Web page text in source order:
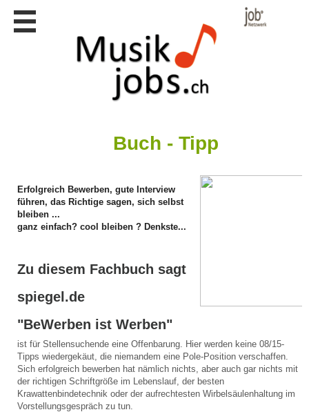
Stellen
JOB-
App's
Lehrstellen
Lehrstellen
gratis
Buch - Tipp
Erfolgreich Bewerben, gute Interview
führen, das Richtige sagen, sich selbst
bleiben ...
ganz einfach? cool bleiben ? Denkste...
Zu diesem Fachbuch sagt
spiegel.de
"BeWerben ist Werben"
ist für Stellensuchende eine Offenbarung. Hier werden keine 08/15-
Tipps wiedergekäut, die niemandem eine Pole-Position verschaffen.
Sich erfolgreich bewerben hat nämlich nichts, aber auch gar nichts mit
der richtigen Schriftgröße im Lebenslauf, der besten
Krawattenbindetechnik oder der aufrechtesten Wirbelsäulenhaltung im
Vorstellungsgespräch zu tun.